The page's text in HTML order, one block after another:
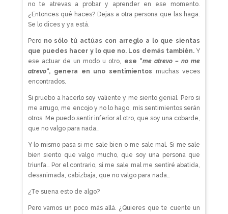
no te atrevas a probar y aprender en ese momento.
¿Entonces qué haces? Dejas a otra persona que las haga.
Se lo dices y ya está.
Pero no sólo tú actúas con arreglo a lo que sientas
que puedes hacer y lo que no. Los demás también.Y
ese actuar de un modo u otro, ese “me atrevo – no me
atrevo“, genera en uno sentimientos muchas veces
encontrados.
Si pruebo a hacerlo soy valiente y me siento genial. Pero si
me arrugo, me encojo y no lo hago, mis sentimientos serán
otros. Me puedo sentir inferior al otro, que soy una cobarde,
que no valgo para nada…
Y lo mismo pasa si me sale bien o me sale mal. Si me sale
bien siento que valgo mucho, que soy una persona que
triunfa… Por el contrario, si me sale mal me sentiré abatida,
desanimada, cabizbaja, que no valgo para nada…
¿Te suena esto de algo?
Pero vamos un poco más allá. ¿Quieres que te cuente un